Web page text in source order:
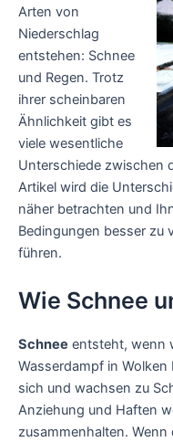
Arten von
Niederschlag
entstehen: Schnee
und Regen. Trotz
ihrer scheinbaren
Ähnlichkeit gibt es
viele wesentliche
Unterschiede zwischen
Artikel wird die
näher betrachten und
Bedingungen besser zu
führen.
Wie Schnee
Schnee entsteht, wenn
Wasserdampf in Wolken
sich und wachsen zu
Anziehung und Haften
zusammenhalten. Wenn